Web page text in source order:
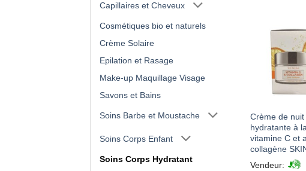
Capillaires et Cheveux
Cosmétiques bio et naturels
Crème Solaire
Epilation et Rasage
Make-up Maquillage Visage
Savons et Bains
Soins Barbe et Moustache
Soins Corps Enfant
Soins Corps Hydratant
À
Crème de nuit
hydratante à
vitamine C et
collagène
Vendeur: